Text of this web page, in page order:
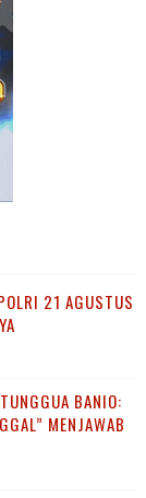
21 AGUSTUS
BANIO:
MENJAWAB